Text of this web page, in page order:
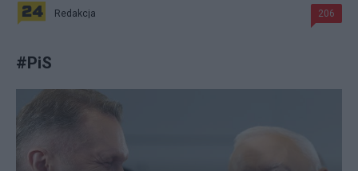
Redakcja 206
#PiS